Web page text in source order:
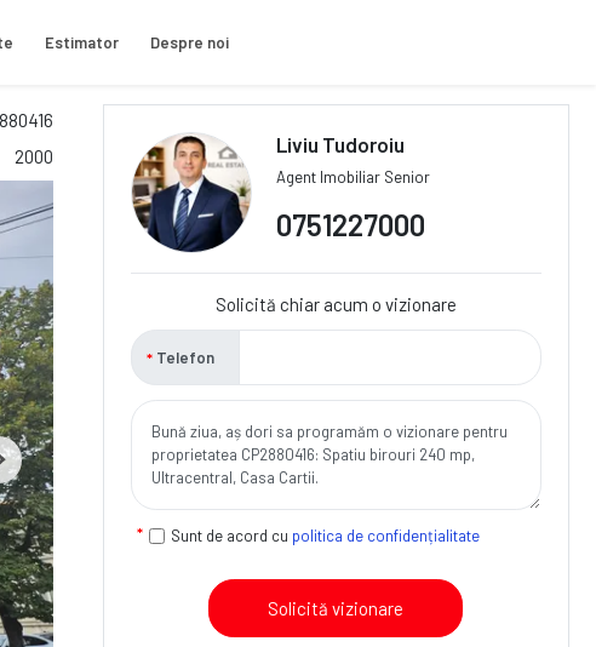
Estimator Despre noi
2000 Liviu Tudoroiu
Agent Imobiliar Senior
0751227000
Solicită chiar acum o vizionare
Telefon
Sunt de acord cu politica de confidențialitate
Solicită vizionare